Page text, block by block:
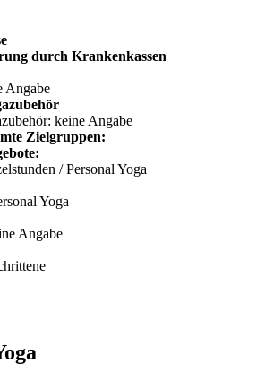
durch Krankenkassen
Angabe
keine Angabe
Zielgruppen:
/ Personal Yoga
Yoga
Angabe